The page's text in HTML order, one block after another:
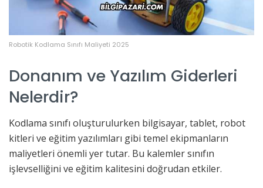
Robotik Kodlama Sınıfı Maliyeti 2025
Donanım ve Yazılım Giderleri
Nelerdir?
Kodlama sınıfı oluşturulurken bilgisayar, tablet, robot
kitleri ve eğitim yazılımları gibi temel ekipmanların
maliyetleri önemli yer tutar. Bu kalemler sınıfın
işlevselliğini ve eğitim kalitesini doğrudan etkiler.